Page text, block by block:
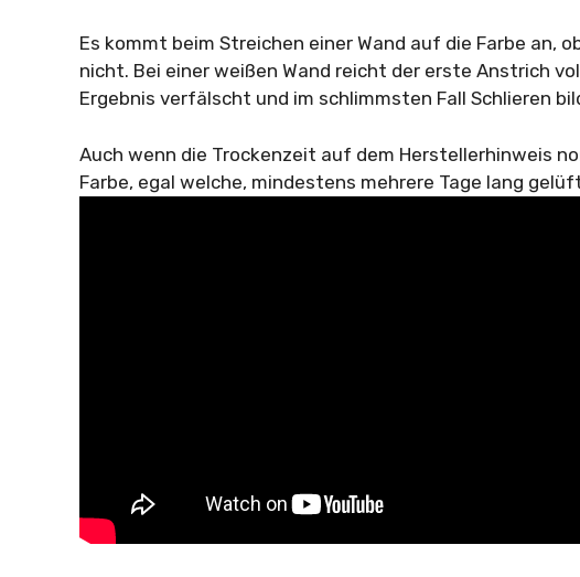
Es kommt beim Streichen einer Wand auf die Farbe an,
nicht. Bei einer weißen Wand reicht der erste Anstrich
Ergebnis verfälscht und im schlimmsten Fall Schlieren
Auch wenn die Trockenzeit auf dem Herstellerhinweis
Farbe, egal welche, mindestens mehrere Tage lang